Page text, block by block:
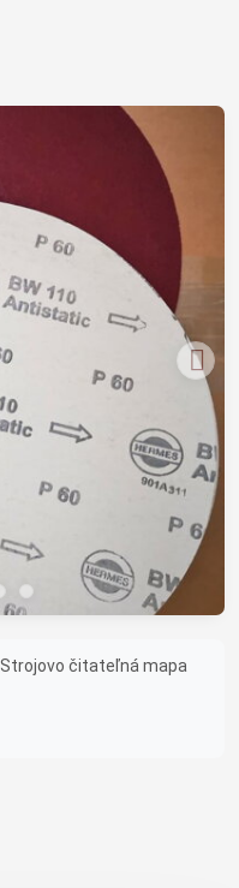
| Strojovo čitateľná mapa